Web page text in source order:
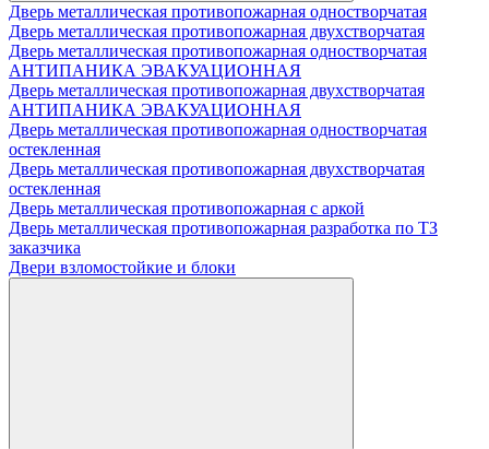
Дверь металлическая противопожарная одностворчатая
Дверь металлическая противопожарная двухстворчатая
Дверь металлическая противопожарная одностворчатая
АНТИПАНИКА ЭВАКУАЦИОННАЯ
Дверь металлическая противопожарная двухстворчатая
АНТИПАНИКА ЭВАКУАЦИОННАЯ
Дверь металлическая противопожарная одностворчатая
остекленная
Дверь металлическая противопожарная двухстворчатая
остекленная
Дверь металлическая противопожарная с аркой
Дверь металлическая противопожарная разработка по ТЗ
заказчика
Двери взломостойкие и блоки